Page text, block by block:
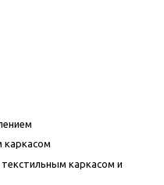
каркасом
каркасом и